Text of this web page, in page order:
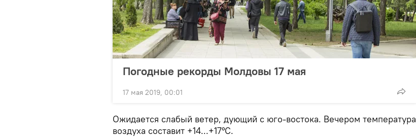
Погодные рекорды Молдовы 17 мая
17 мая 2019, 00:01
Ожидается слабый ветер, дующий с юго-востока. Вечером температура
воздуха составит +14...+17°C.